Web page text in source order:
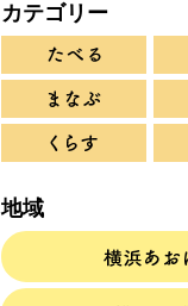
カテゴリー
地域